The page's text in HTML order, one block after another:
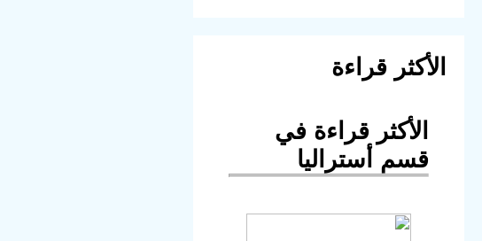
الأكثر قراءة
الأكثر قراءة في
قسم أستراليا